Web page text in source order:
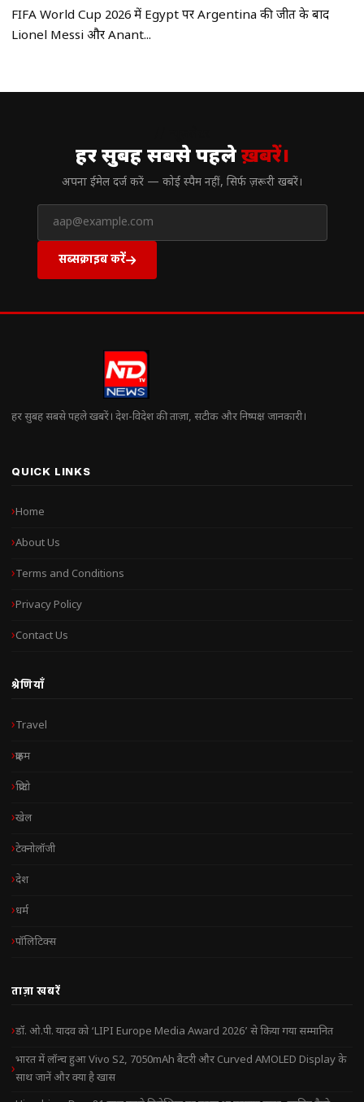
FIFA World Cup 2026 में Egypt पर Argentina की जीत के बाद
Lionel Messi और Anant...
हर सुबह सबसे पहलेख़बरें।
अपना ईमेल दर्ज करें — कोई स्पैम नहीं, सिर्फ ज़रूरी खबरें।
सब्सक्राइब करें
हर सुबह सबसे पहले खबरें। देश-विदेश की ताज़ा, सटीक और निष्पक्ष जानकारी।
QUICK LINKS
Home
About Us
Terms and Conditions
Privacy Policy
Contact Us
श्रेणियाँ
Travel
क्राइम
क्रिप्टो
खेल
टेक्नोलॉजी
देश
धर्म
पॉलिटिक्स
ताज़ा खबरें
डॉ. ओ.पी. यादव को ‘LIPI Europe Media Award 2026’ से किया गया सम्मानित
भारत में लॉन्च हुआ Vivo S2, 7050mAh बैटरी और Curved AMOLED Display के
साथ जानें और क्या है खास